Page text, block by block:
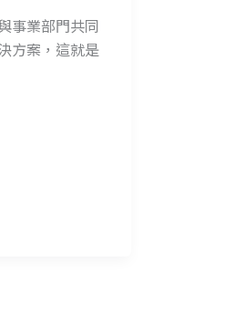
事業部門共同
方案，這就是